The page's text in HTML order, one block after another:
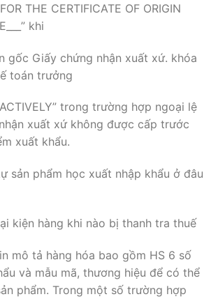
THE CERTIFICATE OF ORIGIN
khi
gốc Giấy chứng nhận xuất xứ. khóa
toán trưởng
trong trường hợp ngoại lệ
xuất xứ không được cấp trước
xuất khẩu.
sản phẩm học xuất nhập khẩu ở đâu
kiện hàng khi nào bị thanh tra thuế
mô tả hàng hóa bao gồm HS 6 số
và mẫu mã, thương hiệu để có thể
phẩm. Trong một số trường hợp